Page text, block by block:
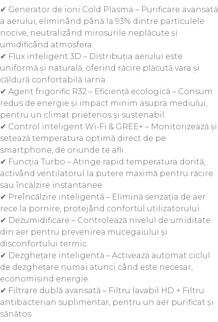
✔ Generator de ioni Cold Plasma – Purificare avansată
a aerului, eliminând până la 93% dintre particulele
nocive, neutralizând mirosurile neplăcute și
umidificând atmosfera.
✔ Flux inteligent 3D – Distribuția aerului este
uniformă și naturală, oferind răcire plăcută vara și
căldură confortabilă iarna.
✔ Agent frigorific R32 – Eficiență ecologică – Consum
redus de energie și impact minim asupra mediului,
pentru un climat prietenos și sustenabil.
✔ Control inteligent Wi-Fi & GREE+ – Monitorizează și
setează temperatura optimă direct de pe
smartphone, de oriunde te afli.
✔ Funcția Turbo – Atinge rapid temperatura dorită,
activând ventilatorul la putere maximă pentru răcire
sau încălzire instantanee.
✔ Preîncălzire inteligentă – Elimină senzația de aer
rece la pornire, protejând confortul utilizatorului.
✔ Dezumidificare – Controlează nivelul de umiditate
din aer pentru prevenirea mucegaiului și
disconfortului termic.
✔ Dezghețare inteligentă – Activează automat ciclul
de dezghețare numai atunci când este necesar,
economisind energie.
✔ Filtrare dublă avansată – Filtru lavabil HD + Filtru
antibacterian suplimentar, pentru un aer purificat și
sănătos.